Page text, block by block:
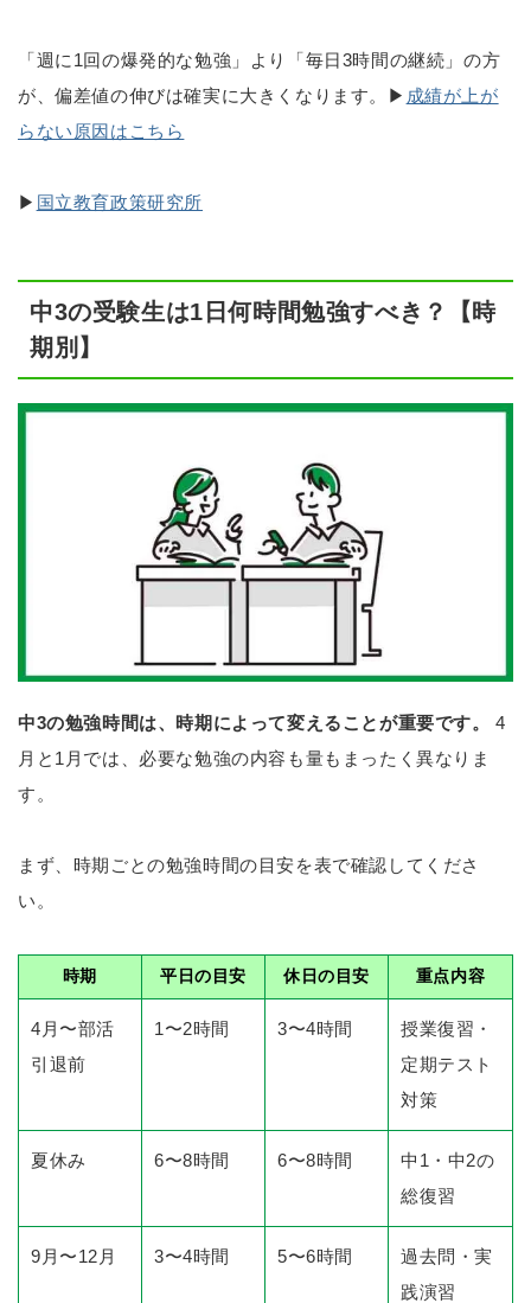
「週に1回の爆発的な勉強」より「毎日3時間の継続」の方
が、偏差値の伸びは確実に大きくなります。▶ 成績が上が
らない原因はこちら
▶ 国立教育政策研究所
中3の受験生は1日何時間勉強すべき？【時
期別】
中3の勉強時間は、時期によって変えることが重要です。
4
月と1月では、必要な勉強の内容も量もまったく異なりま
す。
まず、時期ごとの勉強時間の目安を表で確認してくださ
い。
時期 平日の目安 休日の目安 重点内容
4月〜部活
引退前
1〜2時間 3〜4時間
授業復習・
定期テスト
対策
夏休み 6〜8時間 6〜8時間
中1・中2の
総復習
9月〜12月 3〜4時間 5〜6時間
過去問・実
践演習